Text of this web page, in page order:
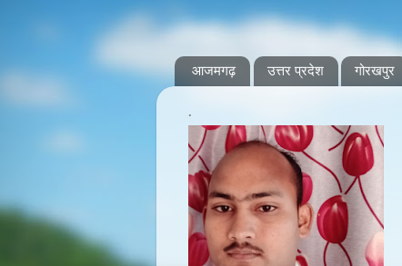
आजमगढ़ उत्तर प्रदेश गोरखपुर
.